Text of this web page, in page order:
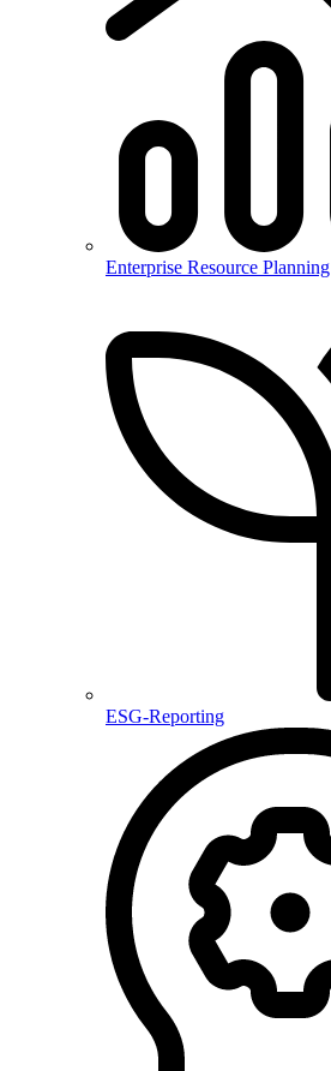
Enterprise Resource Planning
ESG-Reporting